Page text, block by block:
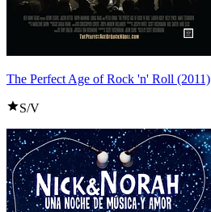
The Perfect Age of Rock 'n' Roll (2011)
S/V